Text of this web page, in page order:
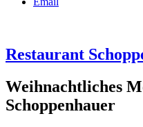
Restaurant
Weihnachtliches
Schoppenhauer